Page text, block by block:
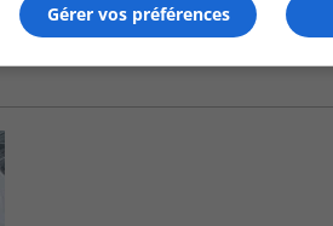
Gérer vos préférences